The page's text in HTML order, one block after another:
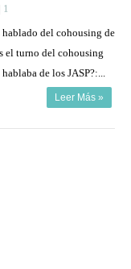
1
hablado del cohousing de
el turno del cohousing
de los JASP?:...
Leer Más »